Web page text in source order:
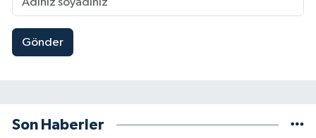
Gönder
Son Haberler